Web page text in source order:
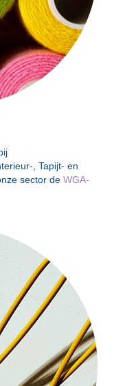
, Tapijt- en
sector de WGA-